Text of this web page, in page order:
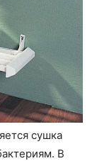
сушка
В